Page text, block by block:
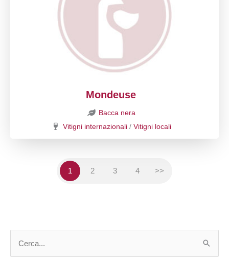
Mondeuse
Bacca nera
Vitigni internazionali/ Vitigni locali
1 2 3 4 >>